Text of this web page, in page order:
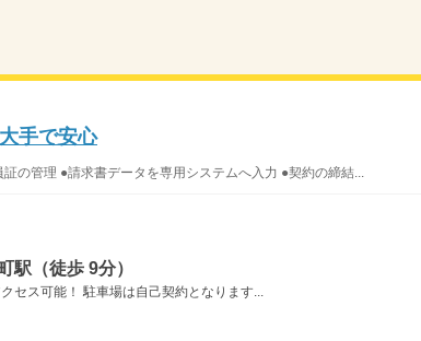
手で安心
の管理 ●請求書データを専用システムへ入力 ●契約の締結...
駅（徒歩 9分）
セス可能！ 駐車場は自己契約となります...